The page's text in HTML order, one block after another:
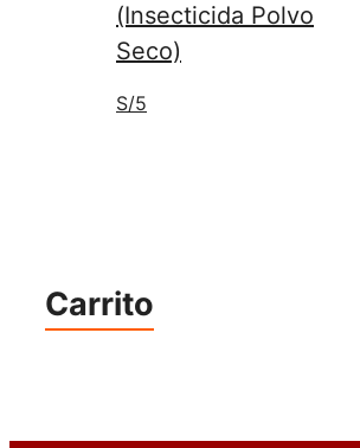
(Insecticida Polvo
Seco)
S/5
Carrito